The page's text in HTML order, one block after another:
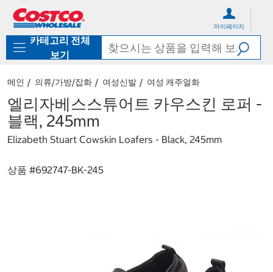
로
기
가
마이페이지
카테고리 전체
보기
메인 의류/가방/잡화 여성신발 여성 캐주얼화
엘리자베스스튜어트 카우스킨 로퍼 -
블랙, 245mm
Elizabeth Stuart Cowskin Loafers - Black, 245mm
상품 #692747-BK-245